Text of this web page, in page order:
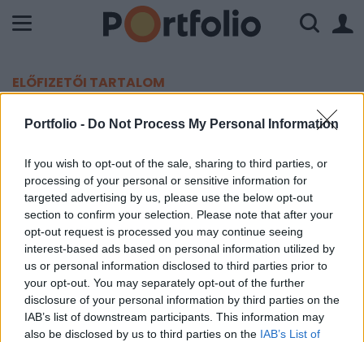
Portfolio - Do Not Process My Personal Information
If you wish to opt-out of the sale, sharing to third parties, or
processing of your personal or sensitive information for
targeted advertising by us, please use the below opt-out
section to confirm your selection. Please note that after your
opt-out request is processed you may continue seeing
interest-based ads based on personal information utilized by
us or personal information disclosed to third parties prior to
your opt-out. You may separately opt-out of the further
disclosure of your personal information by third parties on the
IAB’s list of downstream participants. This information may
also be disclosed by us to third parties on the IAB’s List of
ELŐFIZETŐI TARTALOM
Két autóipari multi döntött újabb
MTI
2021. január 26. 14:45
Összesen 12 milliárd forint értékben hajt végre
három beruházást Magyarországon két nagy
amerikai autóipari vállalat, a BorgWarner
Oroszlányban és a Jabil Tiszaújvárosban, a
fejlesztésekhez a kormány 4,4 milliárd forintnyi